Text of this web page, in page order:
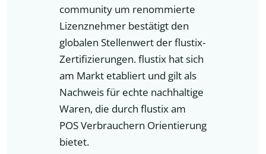
community um renommierte
Lizenznehmer bestätigt den
globalen Stellenwert der flustix-
Zertifizierungen. flustix hat sich
am Markt etabliert und gilt als
Nachweis für echte nachhaltige
Waren, die durch flustix am
POS Verbrauchern Orientierung
bietet.